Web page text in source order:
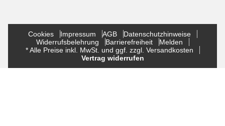
Cookies Impressum AGB
Datenschutzhinweise
Widerrufsbelehrung
Barrierefreiheit
Melden
* Alle Preise inkl. MwSt. und ggf. zzgl. Versandkosten
Vertrag widerrufen